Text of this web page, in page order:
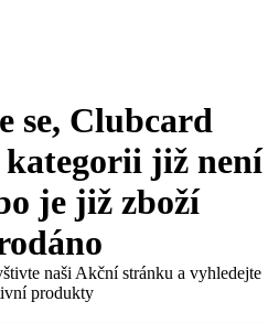
se, Clubcard
již není
je již zboží
naši Akční stránku a vyhledejte
produkty